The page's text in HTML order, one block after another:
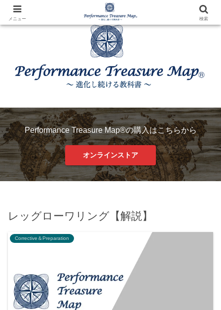
Performance Treasure Map®の購入はこちらから
オンラインストア
レッグローワリング【解説】
Corrective＆Preparation
メニュー 検索